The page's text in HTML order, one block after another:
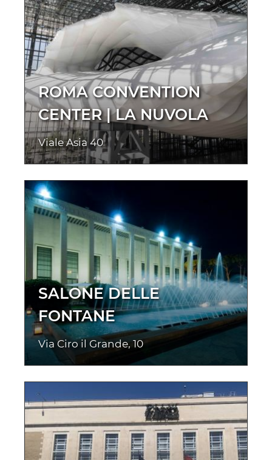
ROMA CONVENTION
CENTER | LA NUVOLA
Viale Asia 40
SALONE DELLE
FONTANE
Via Ciro il Grande, 10